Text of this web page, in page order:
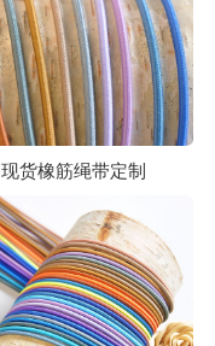
现货橡筋绳带定制